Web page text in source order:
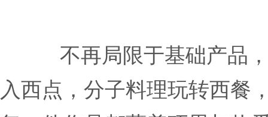
不再局限于基础产品
入西点，分子料理玩转西餐